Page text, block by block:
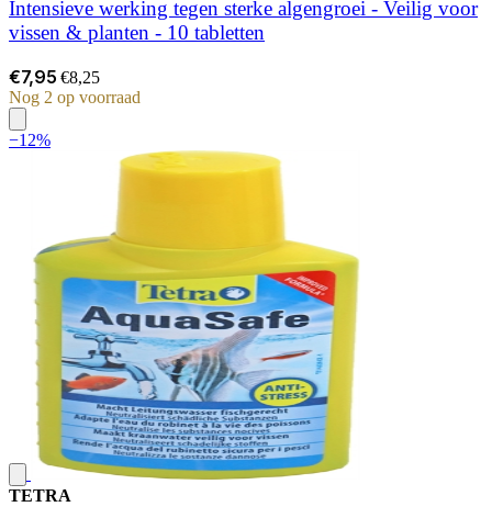
Intensieve werking tegen sterke algengroei - Veilig voor
vissen & planten - 10 tabletten
€7,95 €8,25
Nog 2 op voorraad
−12%
TETRA